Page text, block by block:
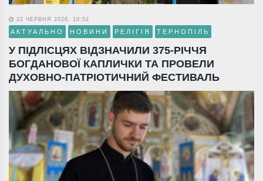
22 ЧЕРВНЯ 2026, 10:52
АКТУАЛЬНО НОВИНИ РЕЛІГІЯ ТЕРНОПІЛЬ
У ПІДЛІСЦЯХ ВІДЗНАЧИЛИ 375-РІЧЧЯ
БОГДАНОВОЇ КАПЛИЧКИ ТА ПРОВЕЛИ
ДУХОВНО-ПАТРІОТИЧНИЙ ФЕСТИВАЛЬ